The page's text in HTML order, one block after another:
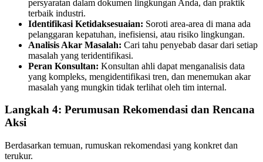
persyaratan dalam dokumen lingkungan Anda, dan praktik
terbaik industri.
Identifikasi Ketidaksesuaian: Soroti area-area di mana ada
pelanggaran kepatuhan, inefisiensi, atau risiko lingkungan.
Analisis Akar Masalah: Cari tahu penyebab dasar dari setiap
masalah yang teridentifikasi.
Peran Konsultan: Konsultan ahli dapat menganalisis data
yang kompleks, mengidentifikasi tren, dan menemukan akar
masalah yang mungkin tidak terlihat oleh tim internal.
Langkah 4: Perumusan Rekomendasi dan Rencana
Aksi
Berdasarkan temuan, rumuskan rekomendasi yang konkret dan
terukur.